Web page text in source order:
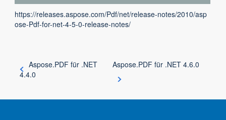
https://releases.aspose.com/Pdf/net/release-notes/2010/asp
ose-Pdf-for-net-4-5-0-release-notes/
Aspose.PDF für .NET
4.4.0
Aspose.PDF für .NET 4.6.0